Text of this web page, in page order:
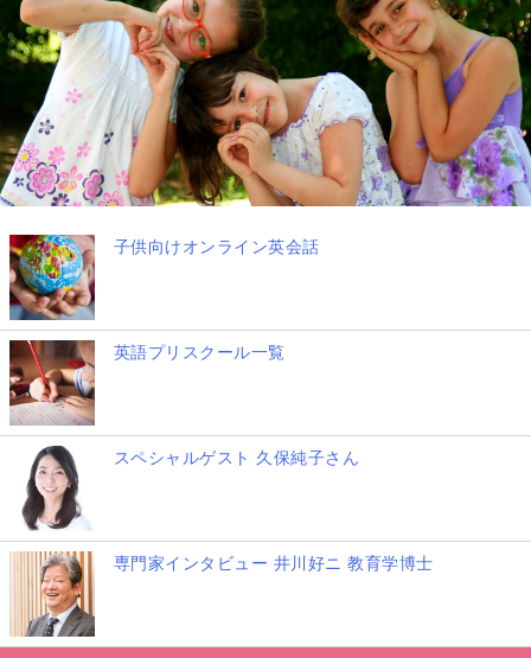
子供向けオンライン英会話
英語プリスクール一覧
スペシャルゲスト 久保純子さん
専門家インタビュー 井川好ニ 教育学博士